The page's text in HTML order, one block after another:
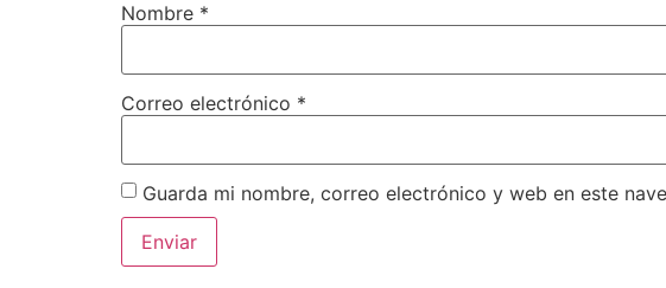
Nombre *
Correo electrónico *
Guarda mi nombre, correo electrónico y web en este